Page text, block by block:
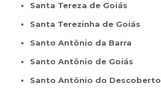
Santa Tereza de Goiás
Santa Terezinha de Goiás
Santo Antônio da Barra
Santo Antônio de Goiás
Santo Antônio do Descoberto